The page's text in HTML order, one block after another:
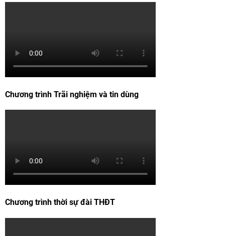
Chương trình Trãi nghiệm và tin dùng
Chương trình thời sự đài THĐT